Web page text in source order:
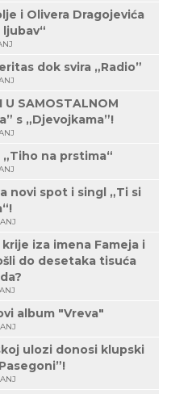
i Olivera Dragojevića
ljubav“
dok svira „Radio”
U SAMOSTALNOM
s „Djevojkama”!
na prstima“
novi spot i singl „Ti si
krije iza imena Fameja i
do desetaka tisuća
album "Vreva"
ulozi donosi klupski